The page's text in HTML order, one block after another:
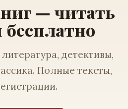
— читать
детективы,
Полные тексты,